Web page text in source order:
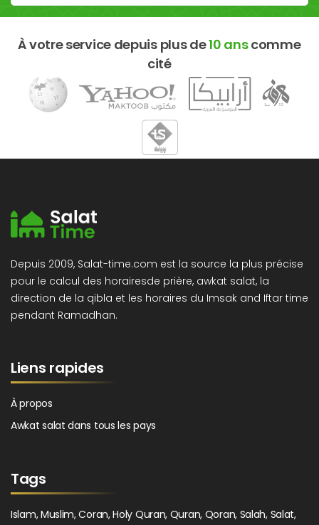
À votre service depuis plus de10 anscomme
cité
Depuis 2009, Salat-time.com est la source la plus précise
pour le calcul des horairesde prière, awkat salat, la
direction de la qibla et les horaires du Imsak and Iftar time
pendant Ramadhan.
Liens rapides
À propos
Awkat salat dans tous les pays
Tags
Islam, Muslim, Coran, Holy Quran, Quran, Qoran, Salah, Salat,